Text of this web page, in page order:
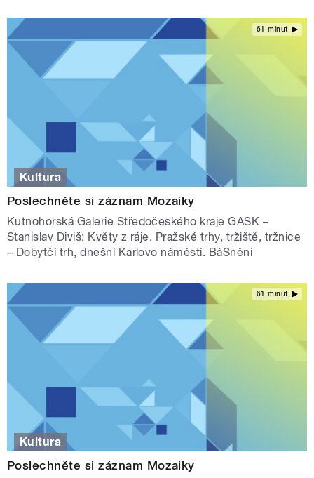
61 minut
Kultura
Poslechněte si záznam Mozaiky
Kutnohorská Galerie Středočeského kraje GASK –
Stanislav Diviš: Květy z ráje. Pražské trhy, tržiště, tržnice
– Dobytčí trh, dnešní Karlovo náměstí. BáSnění
61 minut
Kultura
Poslechněte si záznam Mozaiky